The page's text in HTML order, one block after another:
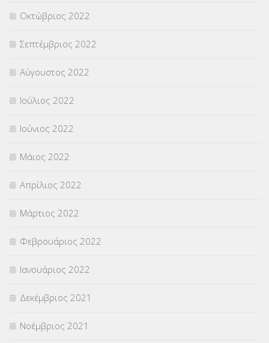
Οκτώβριος 2022
Σεπτέμβριος 2022
Αύγουστος 2022
Ιούλιος 2022
Ιούνιος 2022
Μάιος 2022
Απρίλιος 2022
Μάρτιος 2022
Φεβρουάριος 2022
Ιανουάριος 2022
Δεκέμβριος 2021
Νοέμβριος 2021